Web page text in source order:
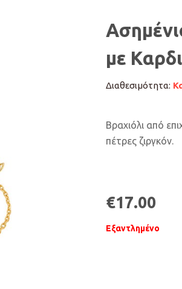
με
Διαθεσιμότητα:
Βραχιόλι από
πέτρες ζιργκόν.
€17.00
Εξαντλημένο